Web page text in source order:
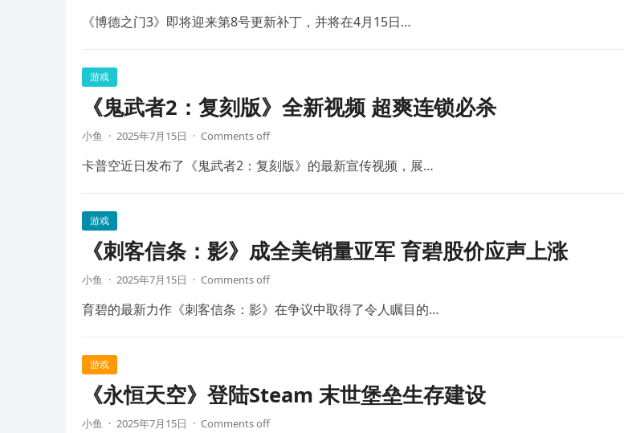
《博德之门3》即将迎来第8号更新补丁，并将在4月15日…
游戏
《鬼武者2：复刻版》全新视频 超爽连锁必杀
小鱼 · 2025年7月15日 · Comments off
卡普空近日发布了《鬼武者2：复刻版》的最新宣传视频，展…
游戏
《刺客信条：影》成全美销量亚军 育碧股价应声上涨
小鱼 · 2025年7月15日 · Comments off
育碧的最新力作《刺客信条：影》在争议中取得了令人瞩目的…
游戏
《永恒天空》登陆Steam 末世堡垒生存建设
小鱼 · 2025年7月15日 · Comments off